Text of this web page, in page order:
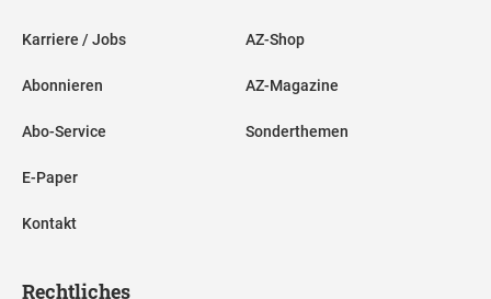
Karriere / Jobs
Abonnieren
Abo-Service
E-Paper
Kontakt
AZ-Shop
AZ-Magazine
Sonderthemen
Rechtliches